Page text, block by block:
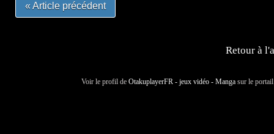
« Article précédent
Retour à
Voir le profil de OtakuplayerFR - jeux vidéo - Manga sur le